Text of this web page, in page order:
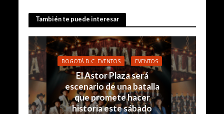
También te puede interesar
BOGOTÁ D.C. EVENTOS EVENTOS
El Astor Plaza será
escenario de una batalla
que promete hacer
historia este sábado